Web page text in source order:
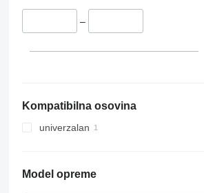
–
Kompatibilna osovina
univerzalan
Model opreme